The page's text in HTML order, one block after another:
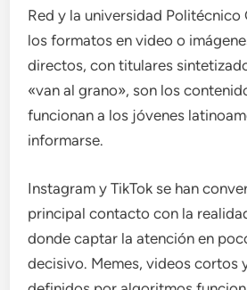
Red y la universidad Politécnico
los formatos en video o
directos, con titulares
«van al grano», son los
funcionan a los jóvenes
informarse.
Instagram y TikTok se han
principal contacto con la
donde captar la atención en
decisivo. Memes, videos cortos